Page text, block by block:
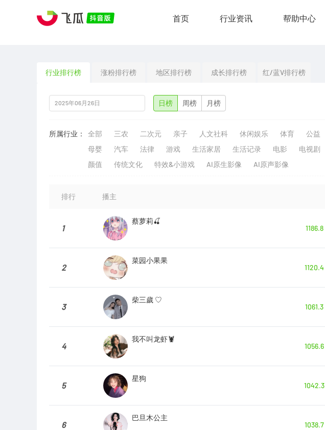
首页 行业资讯 帮助中心
行业排行榜 涨粉排行榜 地区排行榜 成长排行榜 红/蓝V排行榜
日榜 周榜 月榜
所属行业： 全部 三农 二次元 亲子 人文社科 休闲娱乐 体育 公益
母婴
汽车 法律 游戏 生活家居 生活记录 电影 电视剧
颜值
传统文化 特效&小游戏 AI原生影像 AI原声影像
排行 播主
1
蔡萝莉🍒
1186.8
2
菜园小果果
1120.4
3
柴三歲 ♡
1061.3
4
我不叫龙虾🦞
1056.6
5
星狗
1042.3
6
巴旦木公主
1038.7